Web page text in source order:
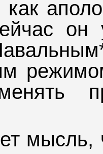
как
он
мысль,